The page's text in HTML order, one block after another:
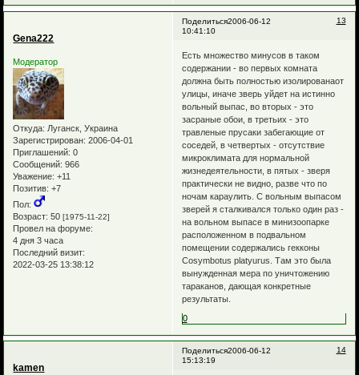
Поделиться 13
2006-06-12
10:41:10
Gena222
Модератор
Откуда: Луганск, Украина
Зарегистрирован: 2006-04-01
Приглашений: 0
Сообщений: 966
Уважение: +11
Позитив: +7
Пол:
Возраст: 50[1975-11-22]
Провел на форуме:
4 дня 3 часа
Последний визит:
2022-03-25 13:38:12
Есть множество минусов в таком
содержании - во первых комната
должна быть полностью изолированаот
улицы, иначе зверь уйдет на истинно
вольный выпас, во вторых - это
засраные обои, в третьих - это
травленые прусаки забегающие от
соседей, в четвертых - отсутствие
микроклимата для нормальной
жизнедеятельности, в пятых - зверя
практически не видно, разве что по
ночам караулить. С вольным выпасом
зверей я сталкивался только один раз -
на вольном выпасе в минизоопарке
расположенном в подвальном
помещении содержались гекконы
Cosymbotus platyurus. Там это была
вынужденная мера по уничтожению
тараканов, дающая конкретные
результаты.
0
Поделиться 14
2006-06-12
15:13:19
kamen